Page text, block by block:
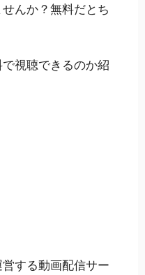
んか？無料だとち
視聴できるのか紹
する動画配信サー